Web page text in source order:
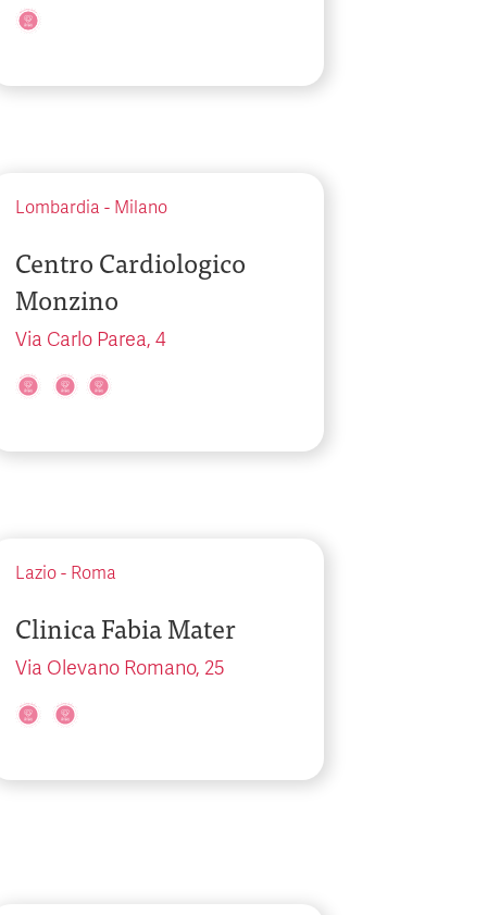
Lombardia - Milano
Centro Cardiologico
Monzino
Via Carlo Parea, 4
Lazio- Roma
Clinica Fabia Mater
Via Olevano Romano, 25